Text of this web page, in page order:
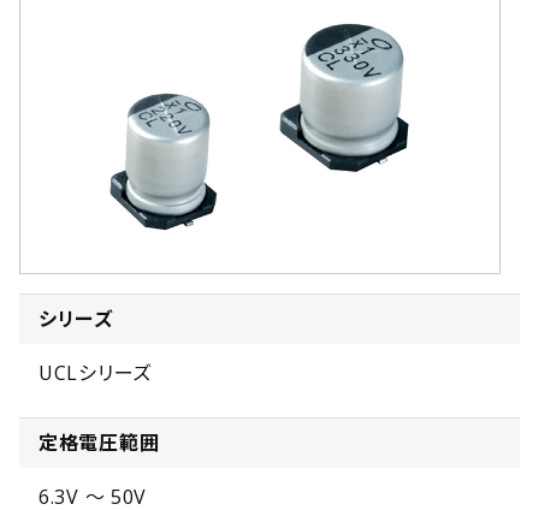
シリーズ
UCLシリーズ
定格電圧範囲
6.3V ～ 50V